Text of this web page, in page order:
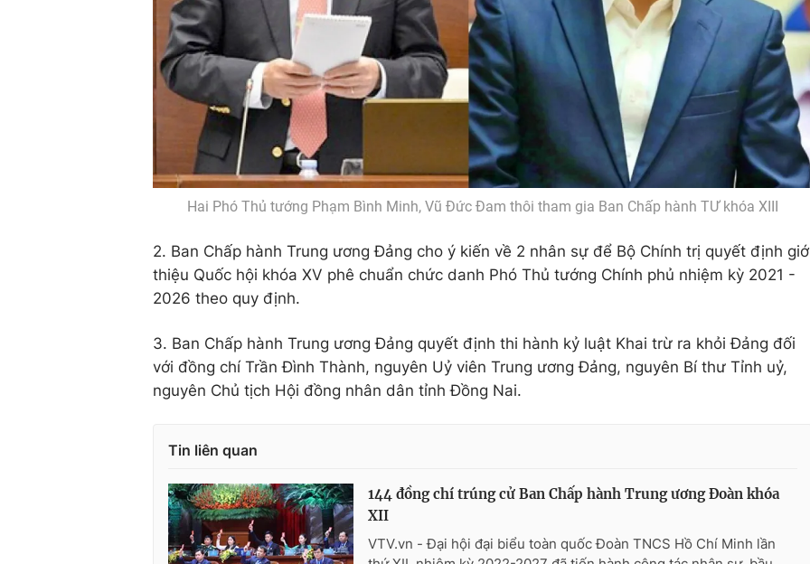
Hai Phó Thủ tướng Phạm Bình Minh, Vũ Đức Đam thôi tham gia Ban Chấp hành TƯ khóa XIII
2. Ban Chấp hành Trung ương Đảng cho ý kiến về 2 nhân sự để Bộ Chính trị quyết định
thiệu Quốc hội khóa XV phê chuẩn chức danh Phó Thủ tướng Chính phủ nhiệm kỳ 2021 -
2026 theo quy định.
3. Ban Chấp hành Trung ương Đảng quyết định thi hành kỷ luật Khai trừ ra khỏi Đảng đối
với đồng chí Trần Đình Thành, nguyên Uỷ viên Trung ương Đảng, nguyên Bí thư Tỉnh uỷ,
nguyên Chủ tịch Hội đồng nhân dân tỉnh Đồng Nai.
Tin liên quan
144 đồng chí trúng cử Ban Chấp hành Trung ương Đoàn khóa
XII
VTV.vn - Đại hội đại biểu toàn quốc Đoàn TNCS Hồ Chí Minh lần